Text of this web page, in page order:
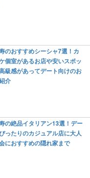
のおすすめシーシャ7選！カ
個室があるお店や安いスポッ
級感があってデート向けのお
介
の絶品イタリアン13選！デー
ったりのカジュアル店に大人
におすすめの隠れ家まで